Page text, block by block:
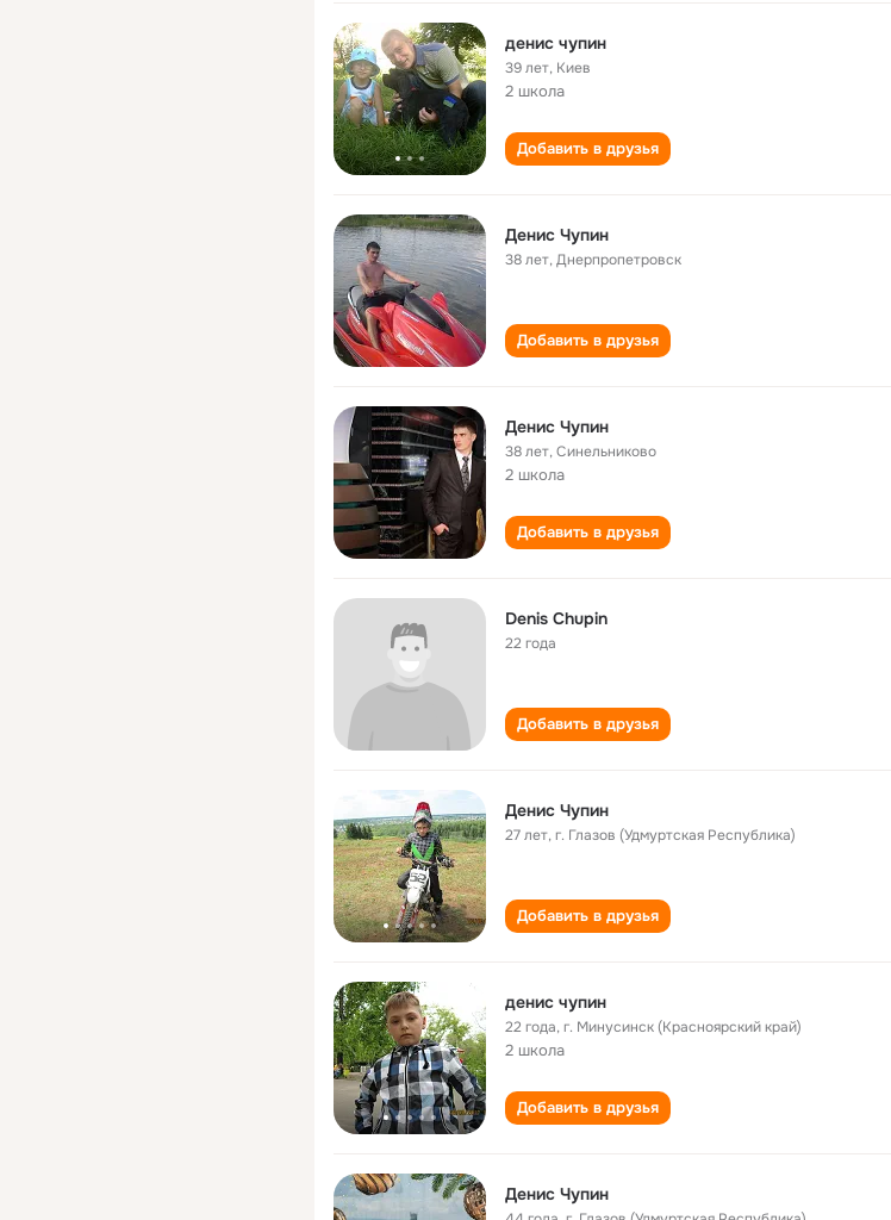
денис чупин
39 лет, Киев
2 школа
Добавить в друзья
Денис Чупин
38 лет,Днерпропетровск
Добавить в друзья
Денис Чупин
38 лет,Синельниково
2 школа
Добавить в друзья
Denis Chupin
22 года
Добавить в друзья
Денис Чупин
27 лет,г. Глазов (Удмуртская Республика)
Добавить в друзья
денис чупин
22 года,г. Минусинск (Красноярский край)
2 школа
Добавить в друзья
Денис Чупин